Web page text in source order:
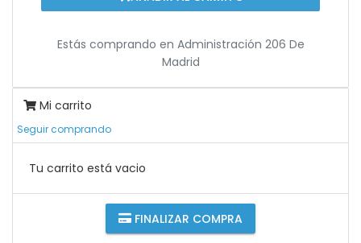
Estás comprando en Administración 206 De
Madrid
Mi carrito
Seguir comprando
Tu carrito está vacio
FINALIZAR COMPRA